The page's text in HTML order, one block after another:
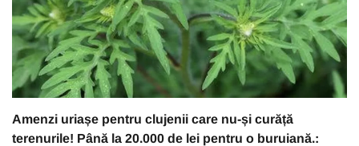
Amenzi uriașe pentru clujenii care nu-și curăță
terenurile! Până la 20.000 de lei pentru o buruiană.: